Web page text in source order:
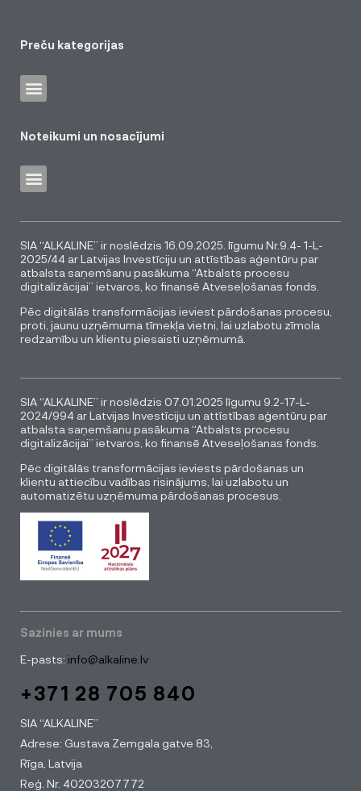
Preču kategorijas
Noteikumi un nosacījumi
SIA “ALKALINE” ir noslēdzis 16.09.2025. līgumu Nr.9.4- 1-L-
2025/44 ar Latvijas Investīciju un attīstības aģentūru par
atbalsta saņemšanu pasākuma “Atbalsts procesu
digitalizācijai” ietvaros, ko finansē Atveseļošanas fonds.
Pēc digitālās transformācijas ieviest pārdošanas procesu,
proti, jaunu uzņēmuma tīmekļa vietni, lai uzlabotu zīmola
redzamību un klientu piesaisti uzņēmumā.
SIA “ALKALINE” ir noslēdzis 07.01.2025 līgumu 9.2-17-L-
2024/994 ar Latvijas Investīciju un attīstības aģentūru par
atbalsta saņemšanu pasākuma “Atbalsts procesu
digitalizācijai” ietvaros, ko finansē Atveseļošanas fonds.
Pēc digitālās transformācijas ieviests pārdošanas un
klientu attiecību vadības risinājums, lai uzlabotu un
automatizētu uzņēmuma pārdošanas procesus.
Sazinies ar mums
E-pasts: info@alkaline.lv
+371 28 705 840
SIA “ALKALINE”
Adrese: Gustava Zemgala gatve 83,
Rīga, Latvija
Reģ. Nr. 40203207772